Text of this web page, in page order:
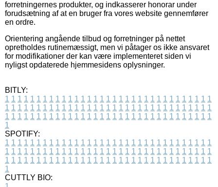
forretningernes produkter, og indkasserer honorar under
forudsætning af at en bruger fra vores website gennemfører
en ordre.
Orientering angående tilbud og forretninger på nettet
opretholdes rutinemæssigt, men vi påtager os ikke ansvaret
for modifikationer der kan være implementeret siden vi
nyligst opdaterede hjemmesidens oplysninger.
BITLY:
1 1 1 1 1 1 1 1 1 1 1 1 1 1 1 1 1 1 1 1 1 1 1 1 1 1 1 1 1 1 1 1 1
1 1 1 1 1 1 1 1 1 1 1 1 1 1 1 1 1 1 1 1 1 1 1 1 1 1 1 1 1 1 1 1 1
1 1 1 1 1 1 1 1 1 1 1 1 1 1 1 1 1 1 1 1 1 1 1 1 1 1 1 1 1 1 1 1 1
1
SPOTIFY:
1 1 1 1 1 1 1 1 1 1 1 1 1 1 1 1 1 1 1 1 1 1 1 1 1 1 1 1 1 1 1 1 1
1 1 1 1 1 1 1 1 1 1 1 1 1 1 1 1 1 1 1 1 1 1 1 1 1 1 1 1 1 1 1 1 1
1 1 1 1 1 1 1 1 1 1 1 1 1 1 1 1 1 1 1 1 1 1 1 1 1 1 1 1 1 1 1 1 1
1
CUTTLY BIO: